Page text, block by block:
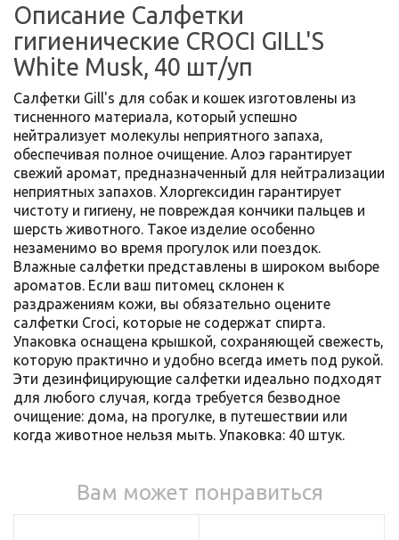
Описание Салфетки
гигиенические CROCI GILL'S
White Musk, 40 шт/уп
Салфетки Gill's для собак и кошек изготовлены из
тисненного материала, который успешно
нейтрализует молекулы неприятного запаха,
обеспечивая полное очищение. Алоэ гарантирует
свежий аромат, предназначенный для нейтрализации
неприятных запахов. Хлоргексидин гарантирует
чистоту и гигиену, не повреждая кончики пальцев и
шерсть животного. Такое изделие особенно
незаменимо во время прогулок или поездок.
Влажные салфетки представлены в широком выборе
ароматов. Если ваш питомец склонен к
раздражениям кожи, вы обязательно оцените
салфетки Croci, которые не содержат спирта.
Упаковка оснащена крышкой, сохраняющей свежесть,
которую практично и удобно всегда иметь под рукой.
Эти дезинфицирующие салфетки идеально подходят
для любого случая, когда требуется безводное
очищение: дома, на прогулке, в путешествии или
когда животное нельзя мыть. Упаковка: 40 штук.
Вам может понравиться